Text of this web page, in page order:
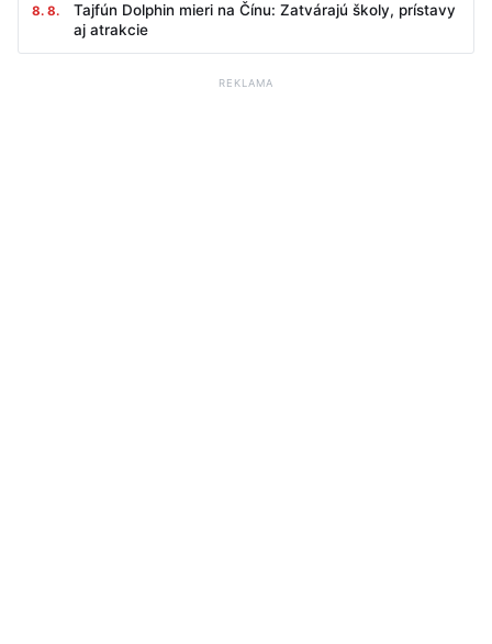
8. 8.
Tajfún Dolphin mieri na Čínu: Zatvárajú školy, prístavy
aj atrakcie
REKLAMA